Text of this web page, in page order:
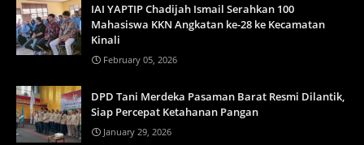
IAI YAPTIP Chadijah Ismail Serahkan 100
Mahasiswa KKN Angkatan ke-28 ke Kecamatan
Kinali
February 05, 2026
DPD Tani Merdeka Pasaman Barat Resmi Dilantik,
Siap Percepat Ketahanan Pangan
January 29, 2026